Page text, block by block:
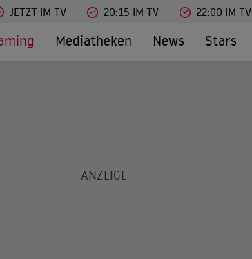
JETZT IM TV 20:15 IM TV 22:00 IM TV
Mediatheken News Stars